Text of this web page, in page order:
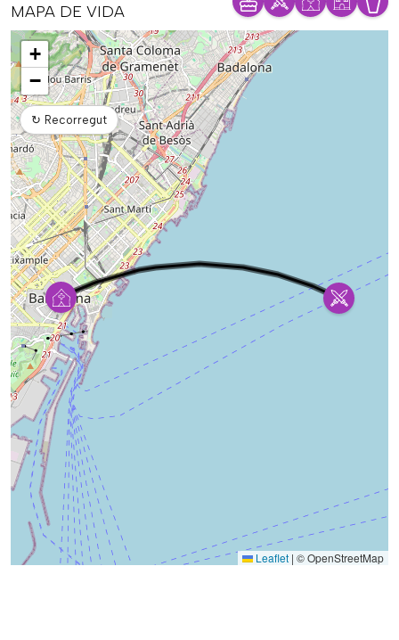
MAPA DE VIDA
Mapa
+
−
↻ Recorregut
Leaflet | © OpenStreetMap